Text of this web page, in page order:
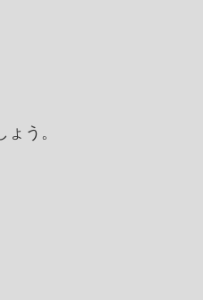
う。